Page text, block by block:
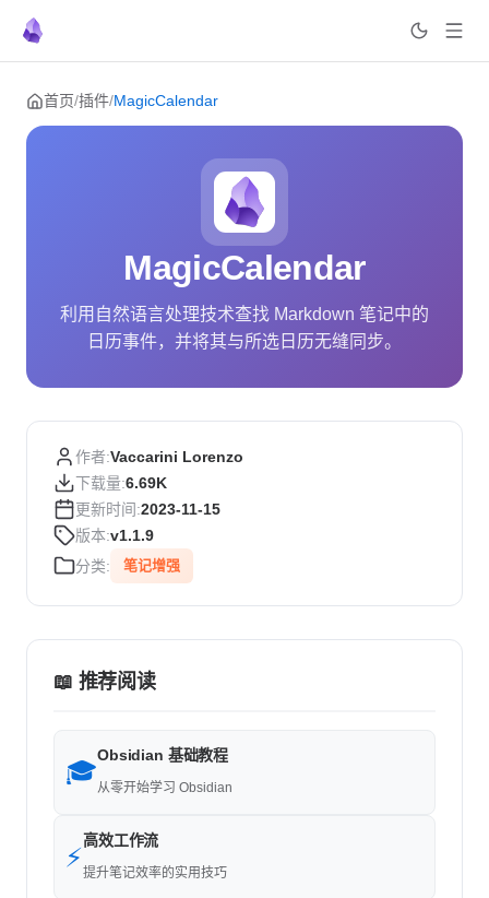
Skip to content
首页/插件/MagicCalendar
MagicCalendar
利用自然语言处理技术查找 Markdown 笔记中的
日历事件，并将其与所选日历无缝同步。
作者:Vaccarini Lorenzo
下载量:6.69K
更新时间:2023-11-15
版本:v1.1.9
分类:
笔记增强
📖 推荐阅读
🎓
Obsidian 基础教程
从零开始学习 Obsidian
⚡
高效工作流
提升笔记效率的实用技巧